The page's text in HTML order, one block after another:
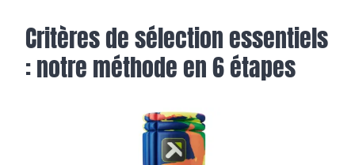
Critères de sélection essentiels
: notre méthode en 6 étapes